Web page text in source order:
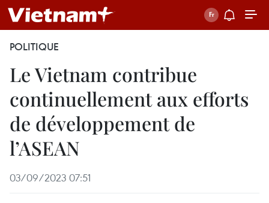
POLITIQUE
Le Vietnam contribue
continuellement aux efforts
de développement de
l’ASEAN
03/09/2023 07:51